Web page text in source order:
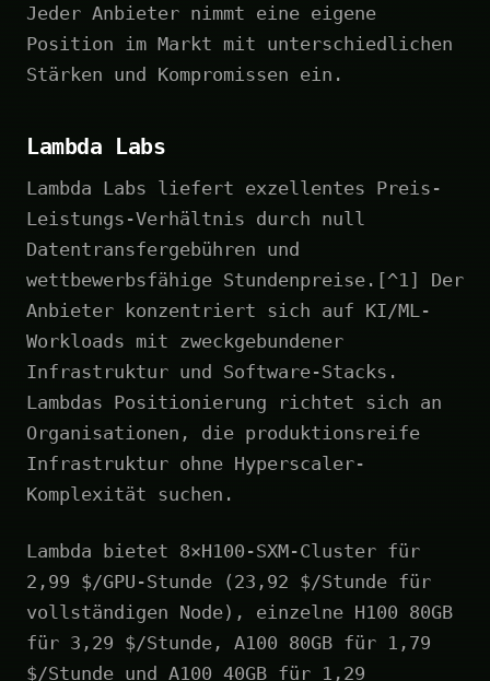
Jeder Anbieter nimmt eine eigene
Position im Markt mit unterschiedlichen
Stärken und Kompromissen ein.
Lambda Labs
Lambda Labs liefert exzellentes Preis-
Leistungs-Verhältnis durch null
Datentransfergebühren und
wettbewerbsfähige Stundenpreise.[^1] Der
Anbieter konzentriert sich auf KI/ML-
Workloads mit zweckgebundener
Infrastruktur und Software-Stacks.
Lambdas Positionierung richtet sich an
Organisationen, die produktionsreife
Infrastruktur ohne Hyperscaler-
Komplexität suchen.
Lambda bietet 8×H100-SXM-Cluster für
2,99 $/GPU-Stunde (23,92 $/Stunde für
vollständigen Node), einzelne H100 80GB
für 3,29 $/Stunde, A100 80GB für 1,79
$/Stunde und A100 40GB für 1,29